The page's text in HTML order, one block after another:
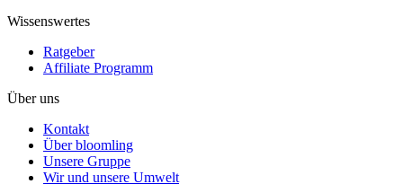
Wissenswertes
Ratgeber
Affiliate Programm
Über uns
Kontakt
Über bloomling
Unsere Gruppe
Wir und unsere Umwelt